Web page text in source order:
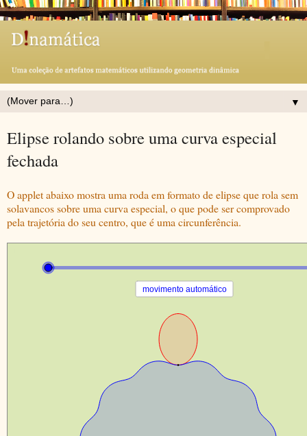
▼
Elipse rolando sobre uma curva especial
fechada
O applet abaixo mostra uma roda em formato de elipse que rola sem
solavancos sobre uma curva especial, o que pode ser comprovado
pela trajetória do seu centro, que é uma circunferência.